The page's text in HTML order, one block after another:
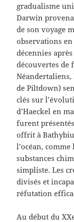
gradualisme
Darwin
de son voyage
observations
décennies
découvertes de
Néandertaliens,
de Piltdown)
clés sur
d’Haeckel en
furent
offrit à
l’océan,
substances
simpliste. Les
divisés et
réfutation
Au début du